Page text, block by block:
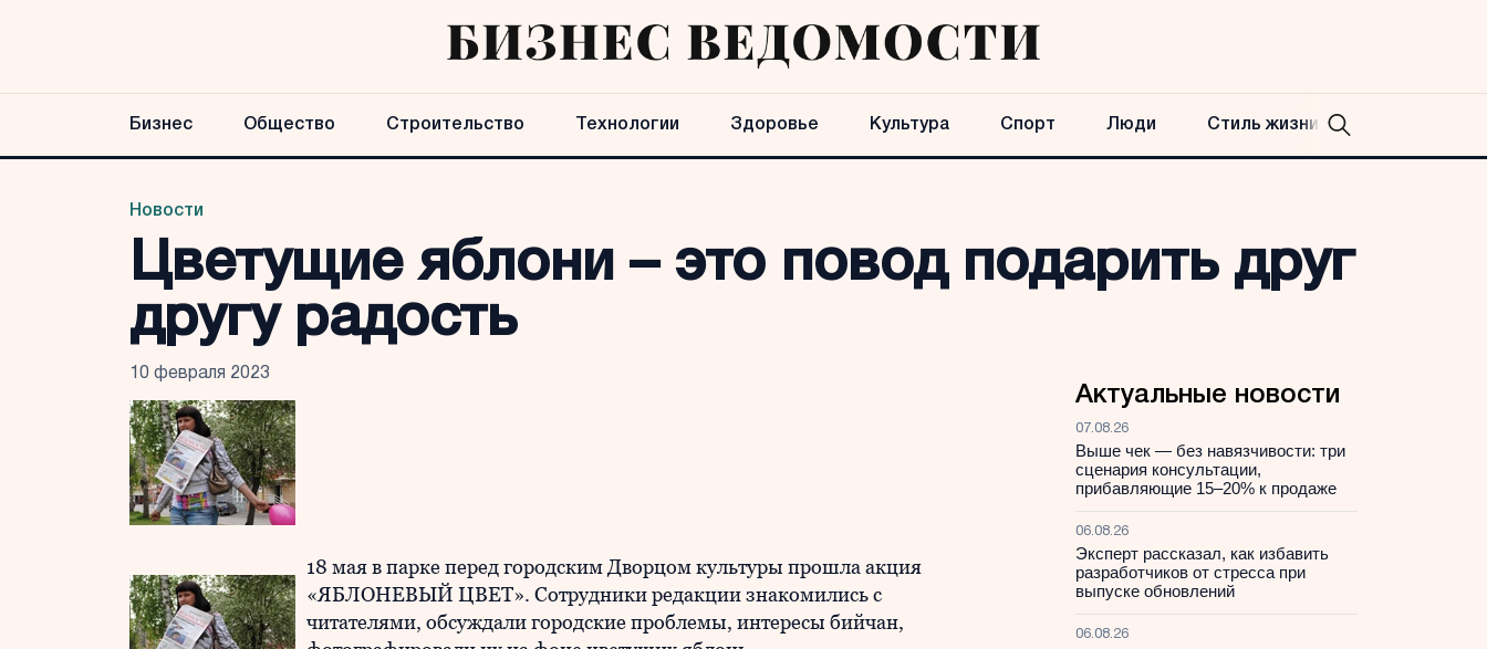
Бизнес Общество Строительство Технологии Здоровье Культура Спорт Люди Стиль жизни
Новости
Цветущие яблони – это повод подарить друг
другу радость
10 февраля 2023
18 мая в парке перед городским Дворцом культуры прошла акция
«ЯБЛОНЕВЫЙ ЦВЕТ». Сотрудники редакции знакомились с
читателями, обсуждали городские проблемы, интересы бийчан,
Актуальные новости
07.08.26
Выше чек — без навязчивости: три
сценария консультации,
прибавляющие 15–20% к продаже
06.08.26
Эксперт рассказал, как избавить
разработчиков от стресса при
выпуске обновлений
06.08.26